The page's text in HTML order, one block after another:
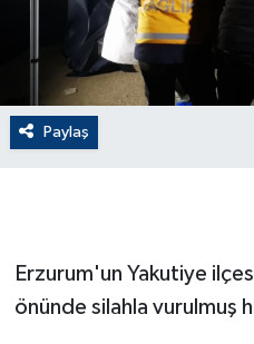
Paylaş
Erzurum'un Yakutiye
önünde silahla vurulmuş
EĞİTİM
EKONOMİ
English News
Gayrimenkul